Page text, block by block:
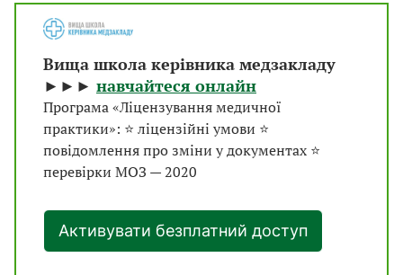
Вища школа керівника медзакладу
►►► навчайтеся онлайн
Програма «Ліцензування медичної
практики»: ⭐ ліцензійні умови ⭐
повідомлення про зміни у документах ⭐
перевірки МОЗ — 2020
Активувати безплатний доступ